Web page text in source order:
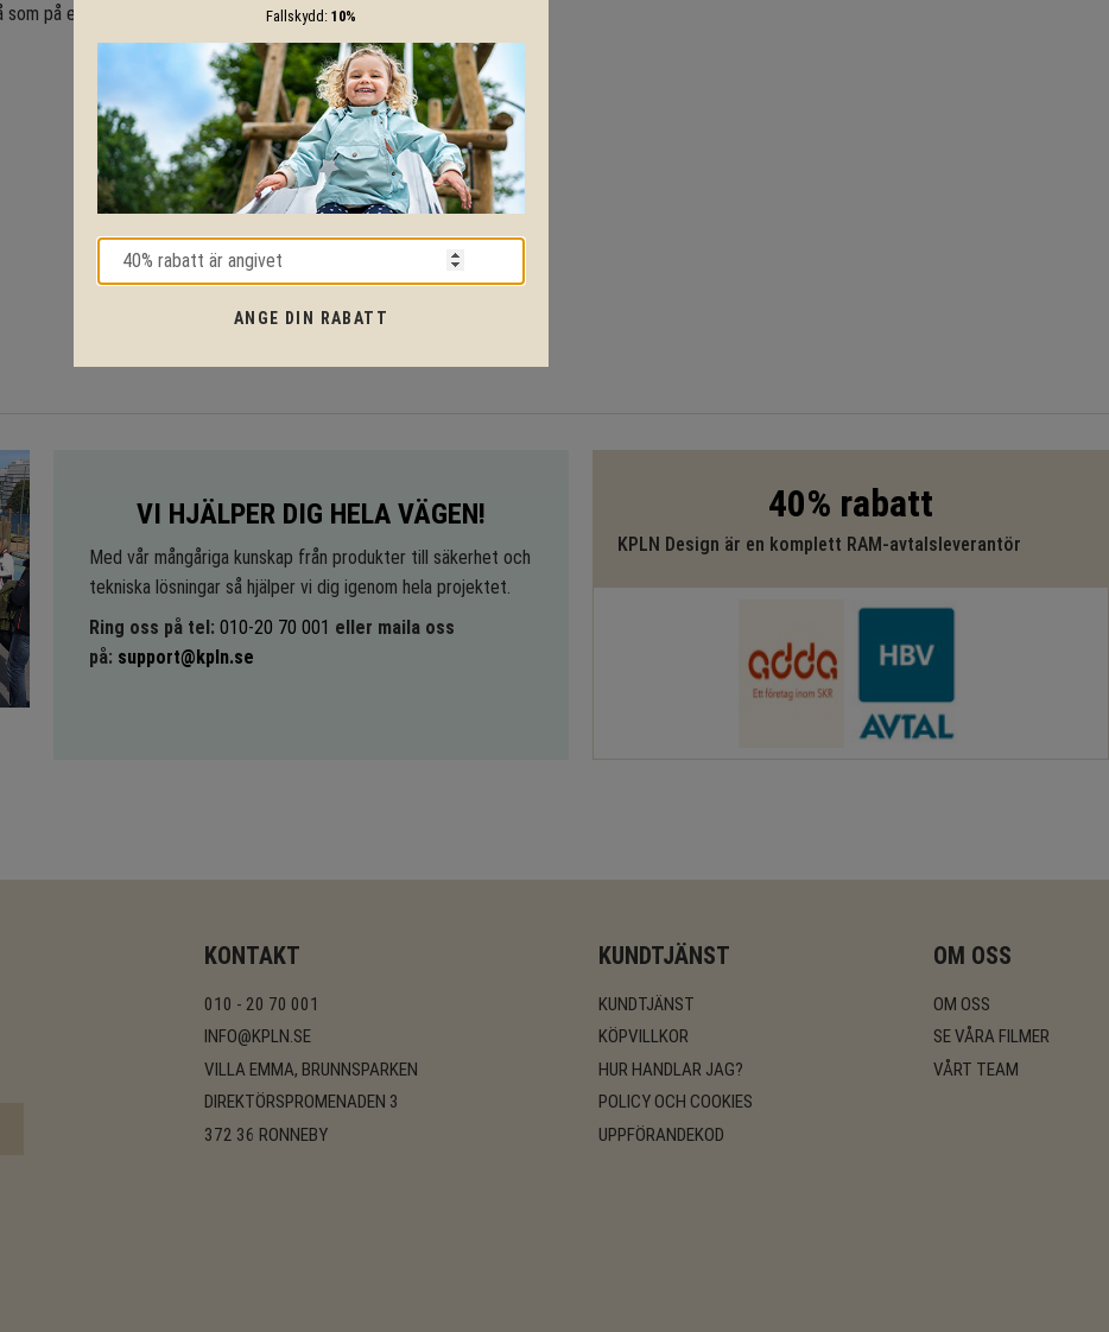
på en av bilderna.
VI HJÄLPER DIG HELA VÄGEN!
Med vår mångåriga kunskap från produkter till säkerhet och
tekniska lösningar så hjälper vi dig igenom hela projektet.
Ring oss på tel: 010-20 70 001 eller maila oss
på: support@kpln.se
40% rabatt
KPLN Design är en komplett RAM-avtalsleverantör
KONTAKT
010 - 20 70 001
INFO@KPLN.SE
VILLA EMMA, BRUNNSPARKEN
DIREKTÖRSPROMENADEN 3
372 36 RONNEBY
KUNDTJÄNST
KUNDTJÄNST
KÖPVILLKOR
HUR HANDLAR JAG?
POLICY OCH COOKIES
UPPFÖRANDEKOD
OM OSS
OM OSS
SE VÅRA FILMER
VÅRT TEAM
Fallskydd: 10%
ANGE DIN RABATT